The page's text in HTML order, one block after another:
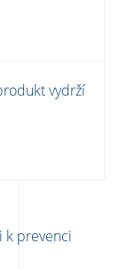
vydrží
k prevenci